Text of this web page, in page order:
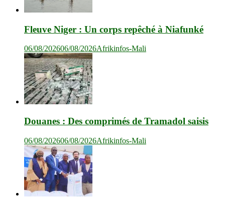
Fleuve Niger : Un corps repêché à Niafunké
06/08/202606/08/2026Afrikinfos-Mali
Douanes : Des comprimés de Tramadol saisis
06/08/202606/08/2026Afrikinfos-Mali